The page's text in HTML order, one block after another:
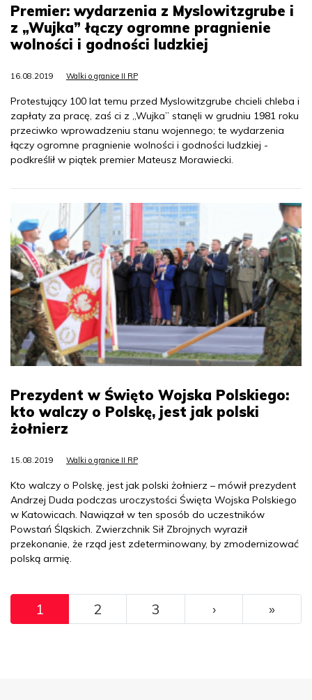
Premier: wydarzenia z Myslowitzgrube i
z „Wujka” łączy ogromne pragnienie
wolności i godności ludzkiej
16.08.2019 Walki o granice II RP
Protestujący 100 lat temu przed Myslowitzgrube chcieli chleba i
zapłaty za pracę, zaś ci z „Wujka” stanęli w grudniu 1981 roku
przeciwko wprowadzeniu stanu wojennego; te wydarzenia
łączy ogromne pragnienie wolności i godności ludzkiej -
podkreślił w piątek premier Mateusz Morawiecki.
Prezydent w Święto Wojska Polskiego:
kto walczy o Polskę, jest jak polski
żołnierz
15.08.2019 Walki o granice II RP
Kto walczy o Polskę, jest jak polski żołnierz – mówił prezydent
Andrzej Duda podczas uroczystości Święta Wojska Polskiego
w Katowicach. Nawiązał w ten sposób do uczestników
Powstań Śląskich. Zwierzchnik Sił Zbrojnych wyraził
przekonanie, że rząd jest zdeterminowany, by zmodernizować
polską armię.
Pagination
1 2 3 ››› »